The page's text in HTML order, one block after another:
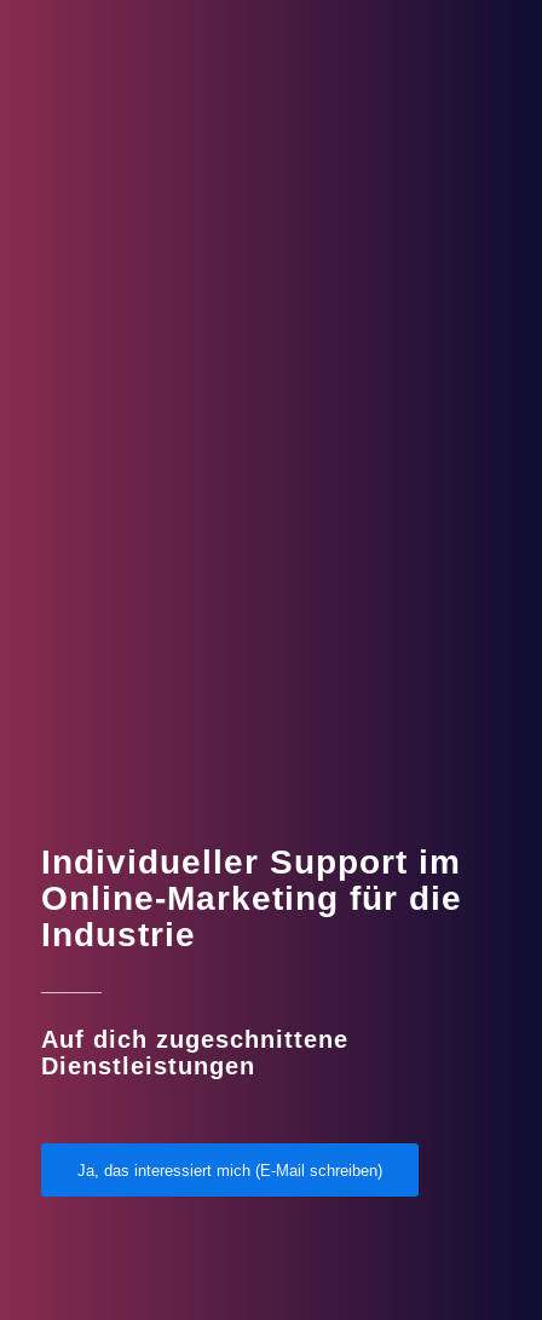
Individueller Support im
Online-Marketing für die
Industrie
Auf dich zugeschnittene
Dienstleistungen
Ja, das interessiert mich (E-Mail schreiben)